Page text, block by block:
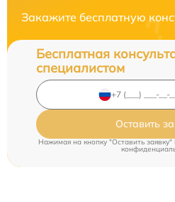
Закажите бесплатную
Бесплатная
специалистом
Оставить
Нажимая на кнопку "Оставить